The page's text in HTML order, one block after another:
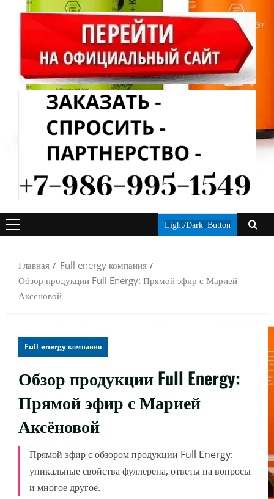
ОСНОВНОЕ
Light/Dark Button
Главная
Full energy компания
Обзор продукции Full Energy: Прямой эфир с Марией
Аксёновой
Full energy компания
Обзор продукции Full Energy:
Прямой эфир с Марией
Аксёновой
Прямой эфир с обзором продукции Full Energy:
уникальные свойства фуллерена, ответы на вопросы
и многое другое.